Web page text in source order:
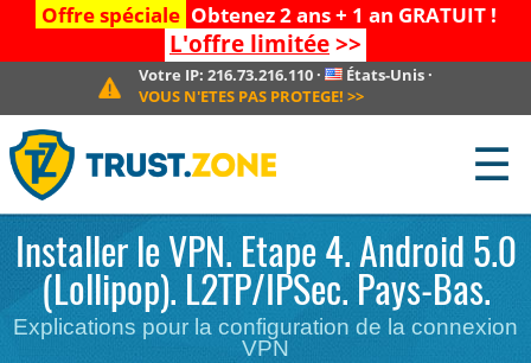
Offre spéciale Obtenez 2 ans + 1 an GRATUIT !
L'offre limitée>>
Votre IP: 216.73.216.110· États-Unis ·
VOUS N'ETES PAS PROTEGE! >>
☰
Installer le VPN. Etape 4. Android 5.0
(Lollipop). L2TP/IPSec. Pays-Bas.
Explications pour la configuration de la connexion
VPN